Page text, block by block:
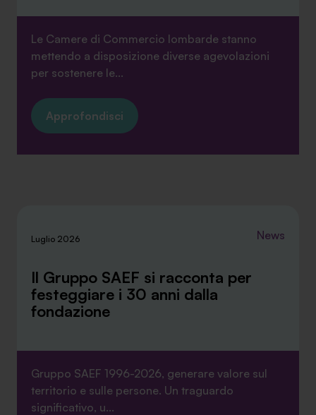
Le Camere di Commercio lombarde stanno
mettendo a disposizione diverse agevolazioni
per sostenere le...
Approfondisci
Luglio 2026 News
Il Gruppo SAEF si racconta per
festeggiare i 30 anni dalla
fondazione
Gruppo SAEF 1996-2026, generare valore sul
territorio e sulle persone. Un traguardo
significativo, u...